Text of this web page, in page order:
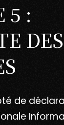
5 :
DES
de